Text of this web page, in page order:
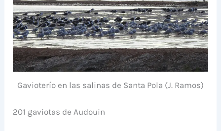
Gavioterío en las salinas de Santa Pola (J. Ramos)
201 gaviotas de Audouin